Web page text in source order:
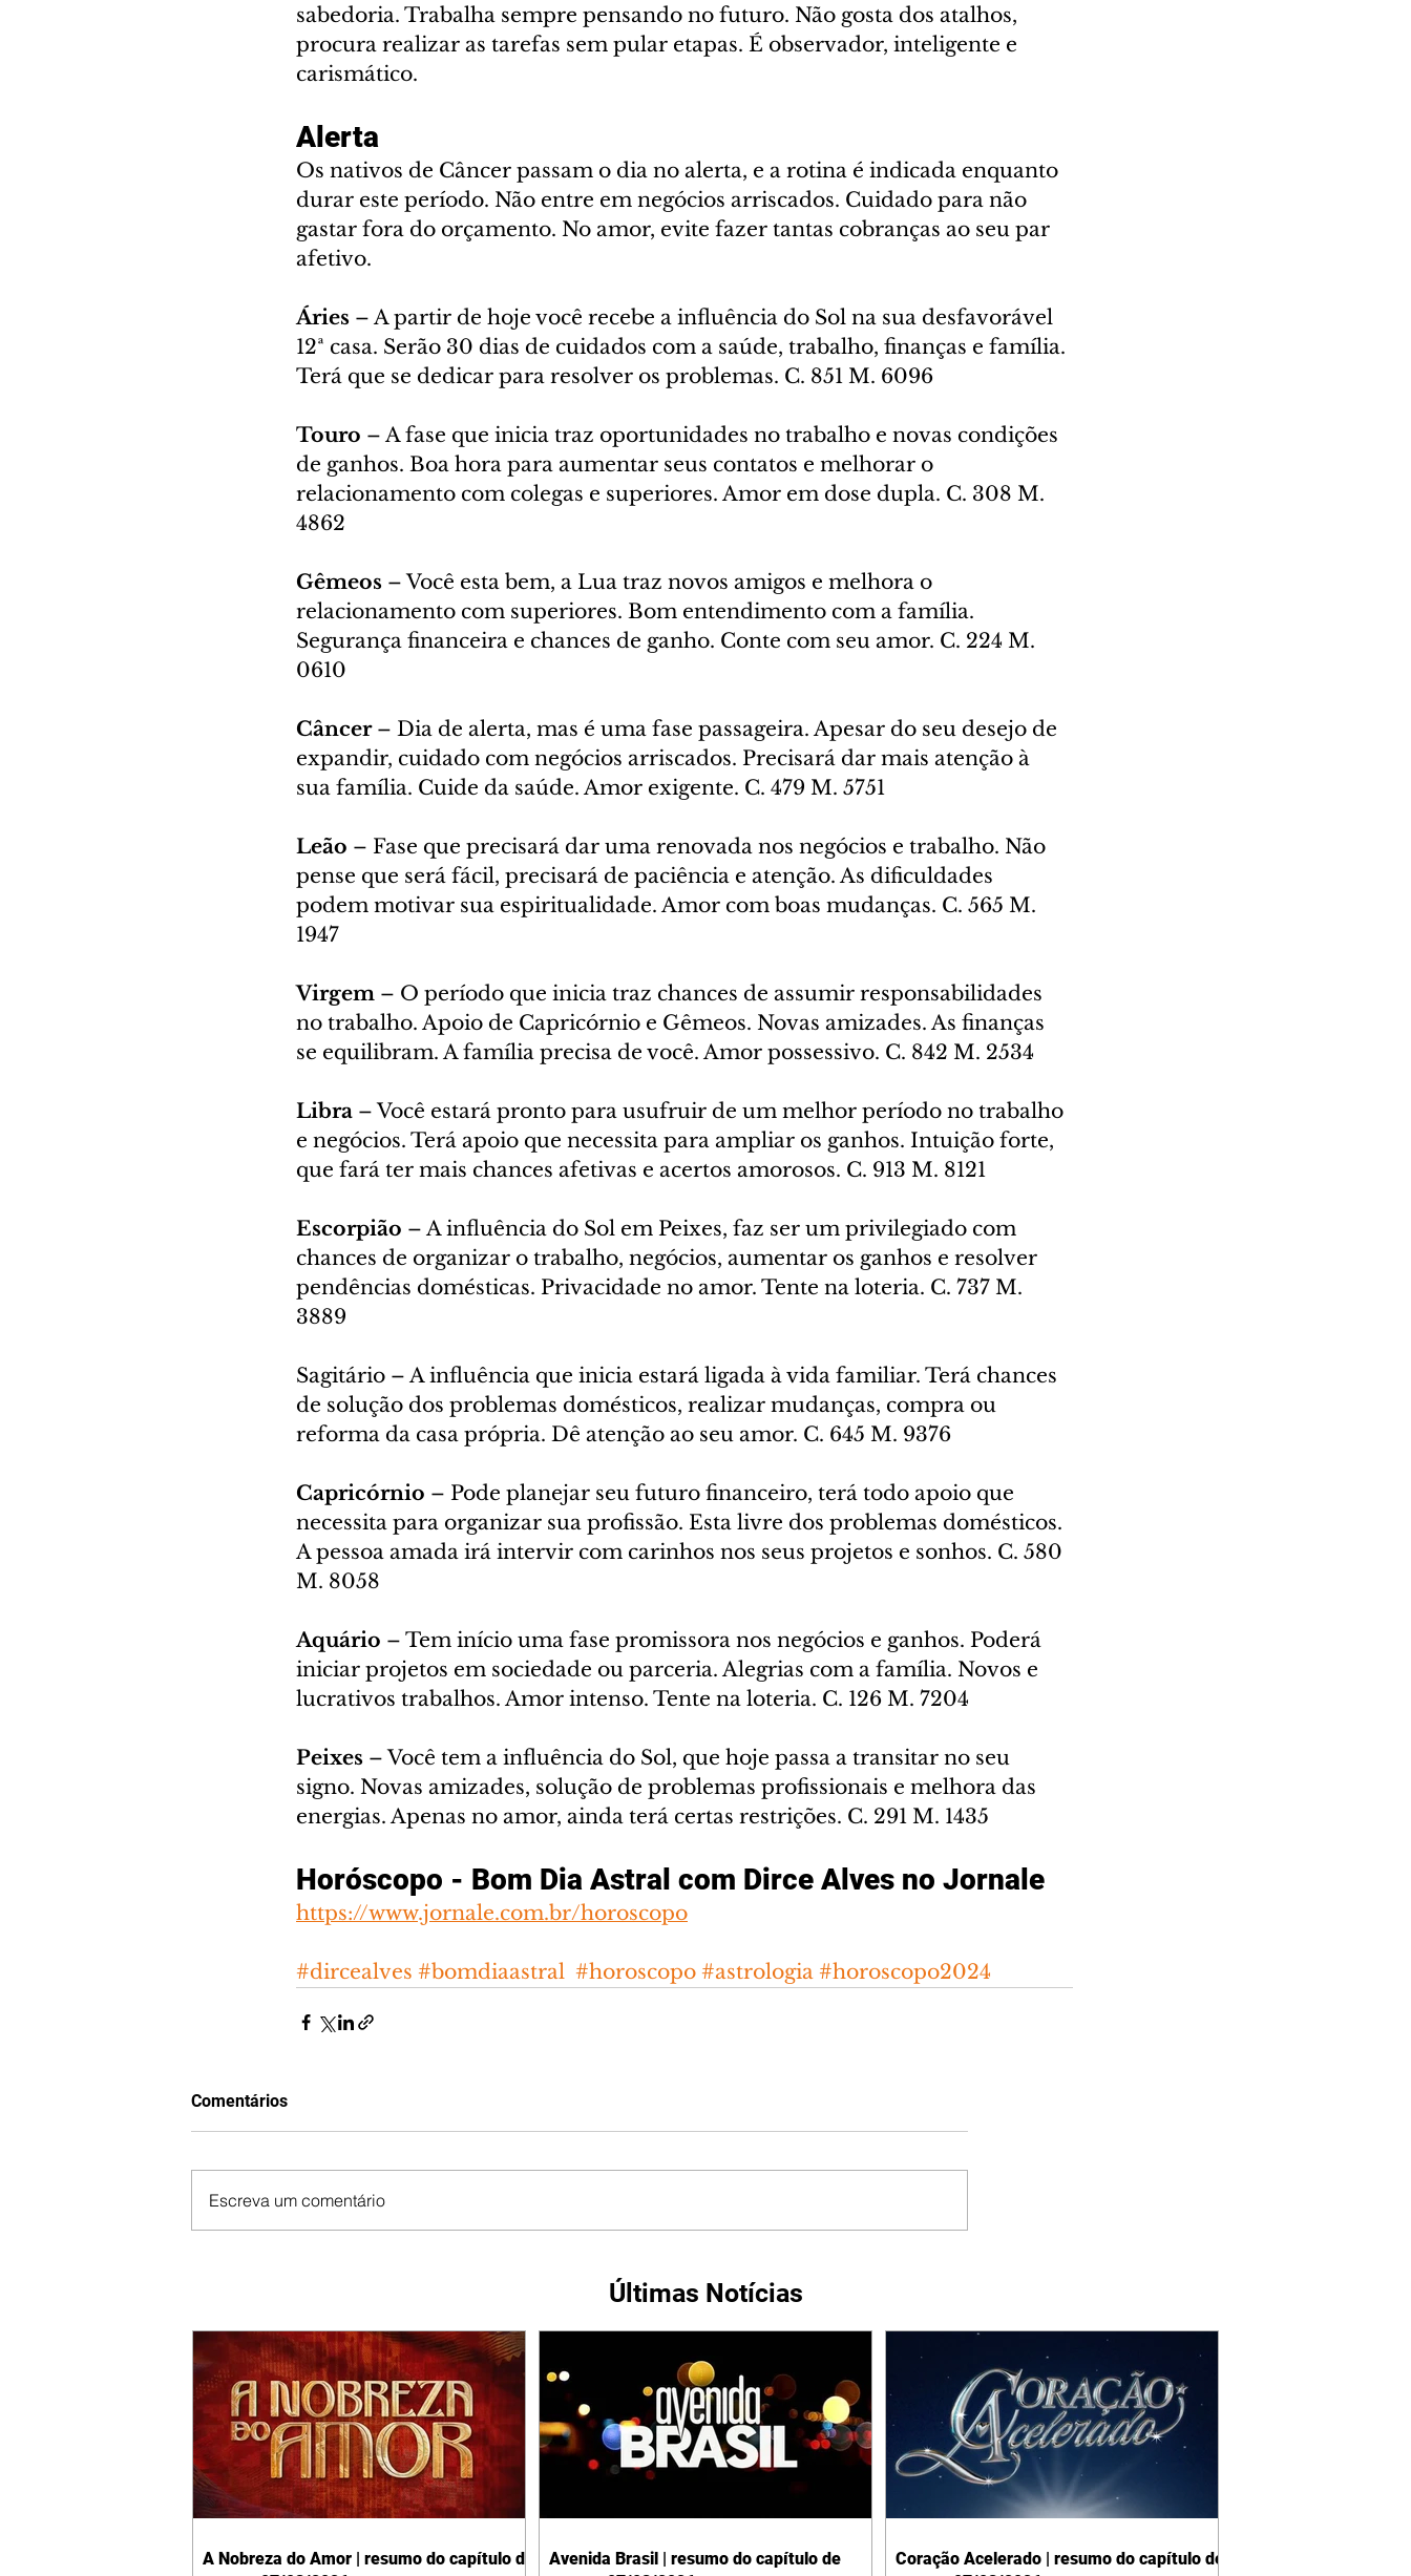
sabedoria. Trabalha sempre pensando no futuro. Não gosta dos atalhos,
procura realizar as tarefas sem pular etapas. É observador, inteligente e
carismático.
Alerta
Os nativos de Câncer passam o dia no alerta, e a rotina é indicada enquanto
durar este período. Não entre em negócios arriscados. Cuidado para não
gastar fora do orçamento. No amor, evite fazer tantas cobranças ao seu par
afetivo.
Áries – A partir de hoje você recebe a influência do Sol na sua desfavorável
12ª casa. Serão 30 dias de cuidados com a saúde, trabalho, finanças e família.
Terá que se dedicar para resolver os problemas. C. 851 M. 6096
Touro – A fase que inicia traz oportunidades no trabalho e novas condições
de ganhos. Boa hora para aumentar seus contatos e melhorar o
relacionamento com colegas e superiores. Amor em dose dupla. C. 308 M.
4862
Gêmeos – Você esta bem, a Lua traz novos amigos e melhora o
relacionamento com superiores. Bom entendimento com a família.
Segurança financeira e chances de ganho. Conte com seu amor. C. 224 M.
0610
Câncer – Dia de alerta, mas é uma fase passageira. Apesar do seu desejo de
expandir, cuidado com negócios arriscados. Precisará dar mais atenção à
sua família. Cuide da saúde. Amor exigente. C. 479 M. 5751
Leão – Fase que precisará dar uma renovada nos negócios e trabalho. Não
pense que será fácil, precisará de paciência e atenção. As dificuldades
podem motivar sua espiritualidade. Amor com boas mudanças. C. 565 M.
1947
Virgem – O período que inicia traz chances de assumir responsabilidades
no trabalho. Apoio de Capricórnio e Gêmeos. Novas amizades. As finanças
se equilibram. A família precisa de você. Amor possessivo. C. 842 M. 2534
Libra – Você estará pronto para usufruir de um melhor período no trabalho
e negócios. Terá apoio que necessita para ampliar os ganhos. Intuição forte,
que fará ter mais chances afetivas e acertos amorosos. C. 913 M. 8121
Escorpião – A influência do Sol em Peixes, faz ser um privilegiado com
chances de organizar o trabalho, negócios, aumentar os ganhos e resolver
pendências domésticas. Privacidade no amor. Tente na loteria. C. 737 M.
3889
Sagitário – A influência que inicia estará ligada à vida familiar. Terá chances
de solução dos problemas domésticos, realizar mudanças, compra ou
reforma da casa própria. Dê atenção ao seu amor. C. 645 M. 9376
Capricórnio – Pode planejar seu futuro financeiro, terá todo apoio que
necessita para organizar sua profissão. Esta livre dos problemas domésticos.
A pessoa amada irá intervir com carinhos nos seus projetos e sonhos. C. 580
M. 8058
Aquário – Tem início uma fase promissora nos negócios e ganhos. Poderá
iniciar projetos em sociedade ou parceria. Alegrias com a família. Novos e
lucrativos trabalhos. Amor intenso. Tente na loteria. C. 126 M. 7204
Peixes – Você tem a influência do Sol, que hoje passa a transitar no seu
signo. Novas amizades, solução de problemas profissionais e melhora das
energias. Apenas no amor, ainda terá certas restrições. C. 291 M. 1435
Horóscopo - Bom Dia Astral com Dirce Alves no Jornale
https://www.jornale.com.br/horoscopo
#dircealves #bomdiaastral #horoscopo #astrologia #horoscopo2024
Comentários
Escreva um comentário
Últimas Notícias
A Nobreza do Amor | resumo do capítulo de
Avenida Brasil | resumo do capítulo de
Coração Acelerado | resumo do capítulo de